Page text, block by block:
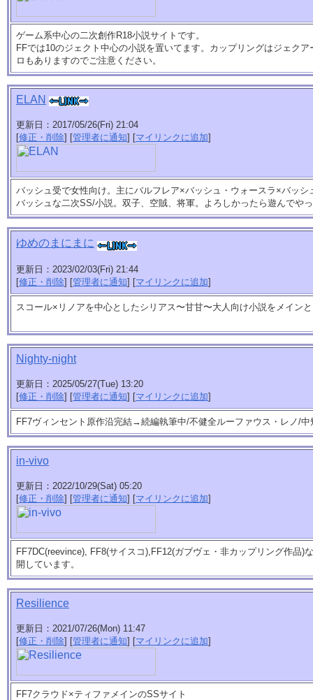
ゲーム系中心の二次創作R18小説サイトです。
FFでは10のジェクト中心の小説を置いてます。カップリングはジェク
ロもありますのでご注意ください。
ELAN
更新日：2017/05/26(Fri) 21:04
[修正・削除] [管理者に通知] [マイリンクに追加]
バッシュ受で女性向け。主にバルフレア×バッシュ・ウォースラ×バッ
バッシュな二次SS/小説。双子、空賊、将軍。よろしかったら遊んでや
ゆめのまにまに
更新日：2023/02/03(Fri) 21:44
[修正・削除] [管理者に通知] [マイリンクに追加]
スコール×リノアを中心としたシリアス〜甘甘〜大人向け小説をメイン
Nighty-night
更新日：2025/05/27(Tue) 13:20
[修正・削除] [管理者に通知] [マイリンクに追加]
FF7ヴィンセント原作沿完結→続編執筆中/不健全ルーファウス・レノ/
in-vivo
更新日：2022/10/29(Sat) 05:20
[修正・削除] [管理者に通知] [マイリンクに追加]
FF7DC(reevince), FF8(サイスコ),FF12(ガブヴェ・非カップリング作品)
開しています。
Resilience
更新日：2021/07/26(Mon) 11:47
[修正・削除] [管理者に通知] [マイリンクに追加]
FF7クラウド×ティファメインのSSサイト